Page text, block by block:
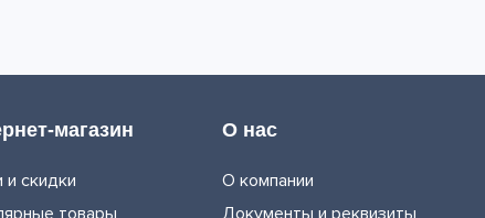
магазин
и скидки
товары
О нас
О компании
Документы и реквизиты